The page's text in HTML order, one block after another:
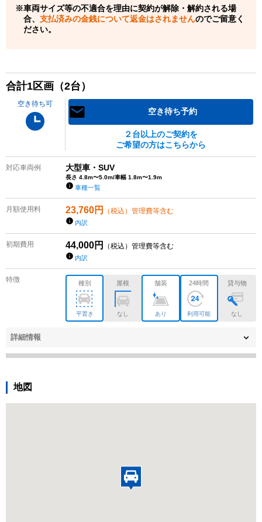
車両サイズ等の不適合を理由に契約が解除・解約される場
合、 支払済みの金銭について返金はされませんのでご留意く
ださい。
合計1区画（2台）
空き待ち可
空き待ち予約
２台以上のご契約を
ご希望の方はこちらから
対応車両例 大型車・SUV
長さ 4.8m〜5.0m/車幅 1.8m〜1.9m
車種一覧
月額使用料 23,760円 （税込）管理費等含む
内訳
初期費用 44,000円 （税込）管理費等含む
内訳
特徴 種別
平置き
屋根
なし
舗装
あり
24時間
利用可能
貸与物
なし
詳細情報
地図